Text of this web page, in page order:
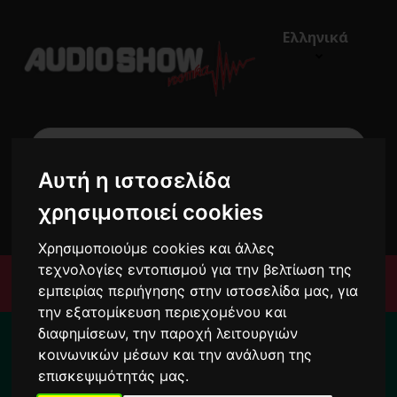
Αυτή η ιστοσελίδα
χρησιμοποιεί cookies
Χρησιμοποιούμε cookies και άλλες
τεχνολογίες εντοπισμού για την βελτίωση της
εμπειρίας περιήγησης στην ιστοσελίδα μας, για
την εξατομίκευση περιεχομένου και
διαφημίσεων, την παροχή λειτουργιών
κοινωνικών μέσων και την ανάλυση της
επισκεψιμότητάς μας.
Ελληνικά
0 €0,00
Μενού
Για το διάστημα από 10/8 ως 24/8 οι
παραγγελίες σας ενδέχεται να
καθυστερήσουν !